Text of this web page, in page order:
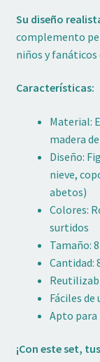
Su diseño
complemento
niños y fanáticos
Características:
Material:
madera
Diseño:
nieve,
abetos)
Colores:
surtidos
Tamaño:
Cantidad:
Fáciles de
Apto
¡Con este set,